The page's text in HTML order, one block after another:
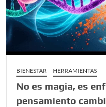
Día de Independencia 2026:
polarizada
Salud mental digital: cómo
generan las redes sociales
Denuncia por violencia
Día del Orgullo LGBTQ+:
la dignidad humana
BIENESTAR HERRAMIENTAS
No es magia, es
pensamiento